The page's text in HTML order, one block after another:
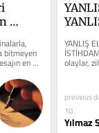
bitmeyen
en
YANLIŞ
olaylar,
açıyor
previous
10
Yılmaz